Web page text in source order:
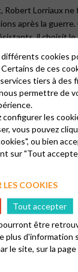
Robert Lorriaux ne
après la guerre.
il choisit le
cérémonie en
famille viendra
d’une
sur le temple de
cultuelle
culte dominical à
fraternel ouvert à
de 92 ans, a
tout
descendants, qui
rappeler le
s’est incarnée
cookies
de ces
tiers à des
permettre de
configurer les
vous pouvez
ou bien
sur "Tout
LES COOKIES
Tout accepter
être
plus d'information
le site, sur la